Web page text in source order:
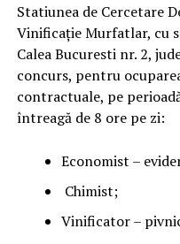
Statiunea de Cercetare
Vinificație Murfatlar, cu
Calea Bucuresti nr. 2,
concurs, pentru
contractuale, pe
întreagă de 8 ore pe zi:
Economist –
Chimist;
Vinificator –